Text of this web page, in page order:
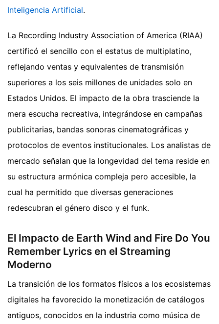
Inteligencia Artificial.
La Recording Industry Association of America (RIAA)
certificó el sencillo con el estatus de multiplatino,
reflejando ventas y equivalentes de transmisión
superiores a los seis millones de unidades solo en
Estados Unidos. El impacto de la obra trasciende la
mera escucha recreativa, integrándose en campañas
publicitarias, bandas sonoras cinematográficas y
protocolos de eventos institucionales. Los analistas de
mercado señalan que la longevidad del tema reside en
su estructura armónica compleja pero accesible, la
cual ha permitido que diversas generaciones
redescubran el género disco y el funk.
El Impacto de Earth Wind and Fire Do You
Remember Lyrics en el Streaming
Moderno
La transición de los formatos físicos a los ecosistemas
digitales ha favorecido la monetización de catálogos
antiguos, conocidos en la industria como música de